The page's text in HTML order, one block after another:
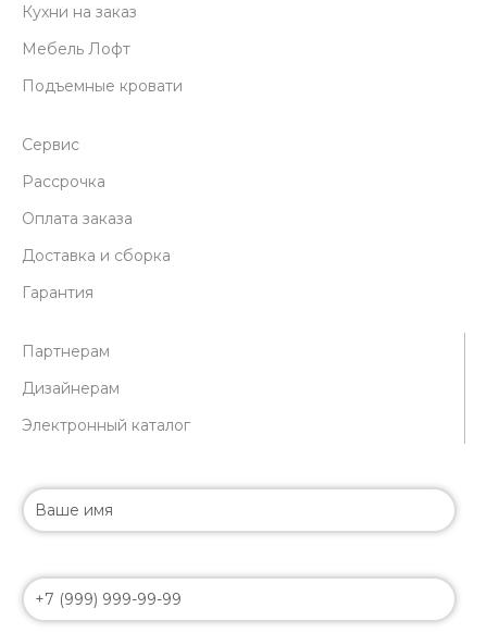
Кухни на заказ
Мебель Лофт
Подъемные кровати
Сервис
Рассрочка
Оплата заказа
Доставка и сборка
Гарантия
Партнерам
Дизайнерам
Электронный каталог